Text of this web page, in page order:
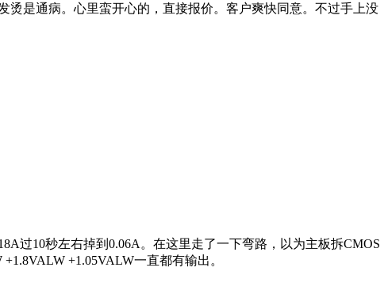
是通病。心里蛮开心的，直接报价。客户爽快同意。不过手上没
过10秒左右掉到0.06A。在这里走了一下弯路，以为主板拆CMOS
+1.05VALW一直都有输出。